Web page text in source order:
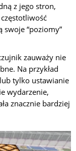
z jego stron,
swoje “poziomy”
zauważy nie
Na przykład
tylko ustawianie
wydarzenie,
znacznie bardziej